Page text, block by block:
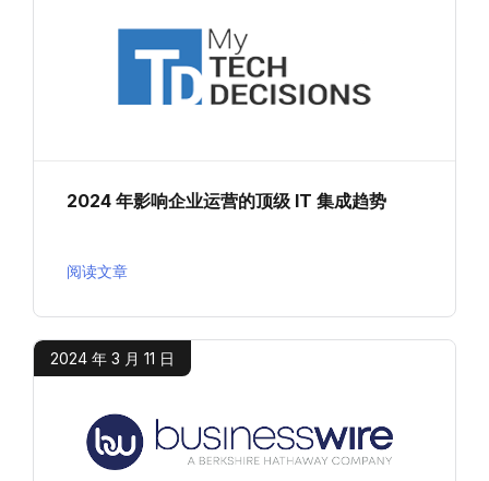
2024 年影响企业运营的顶级 IT 集成趋势
阅读文章
2024 年 3 月 11 日